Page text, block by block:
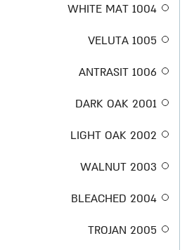
1004 WHITE MAT
1005 VELUTA
1006 ANTRASIT
2001 DARK OAK
2002 LIGHT OAK
2003 WALNUT
2004 BLEACHED
2005 TROJAN